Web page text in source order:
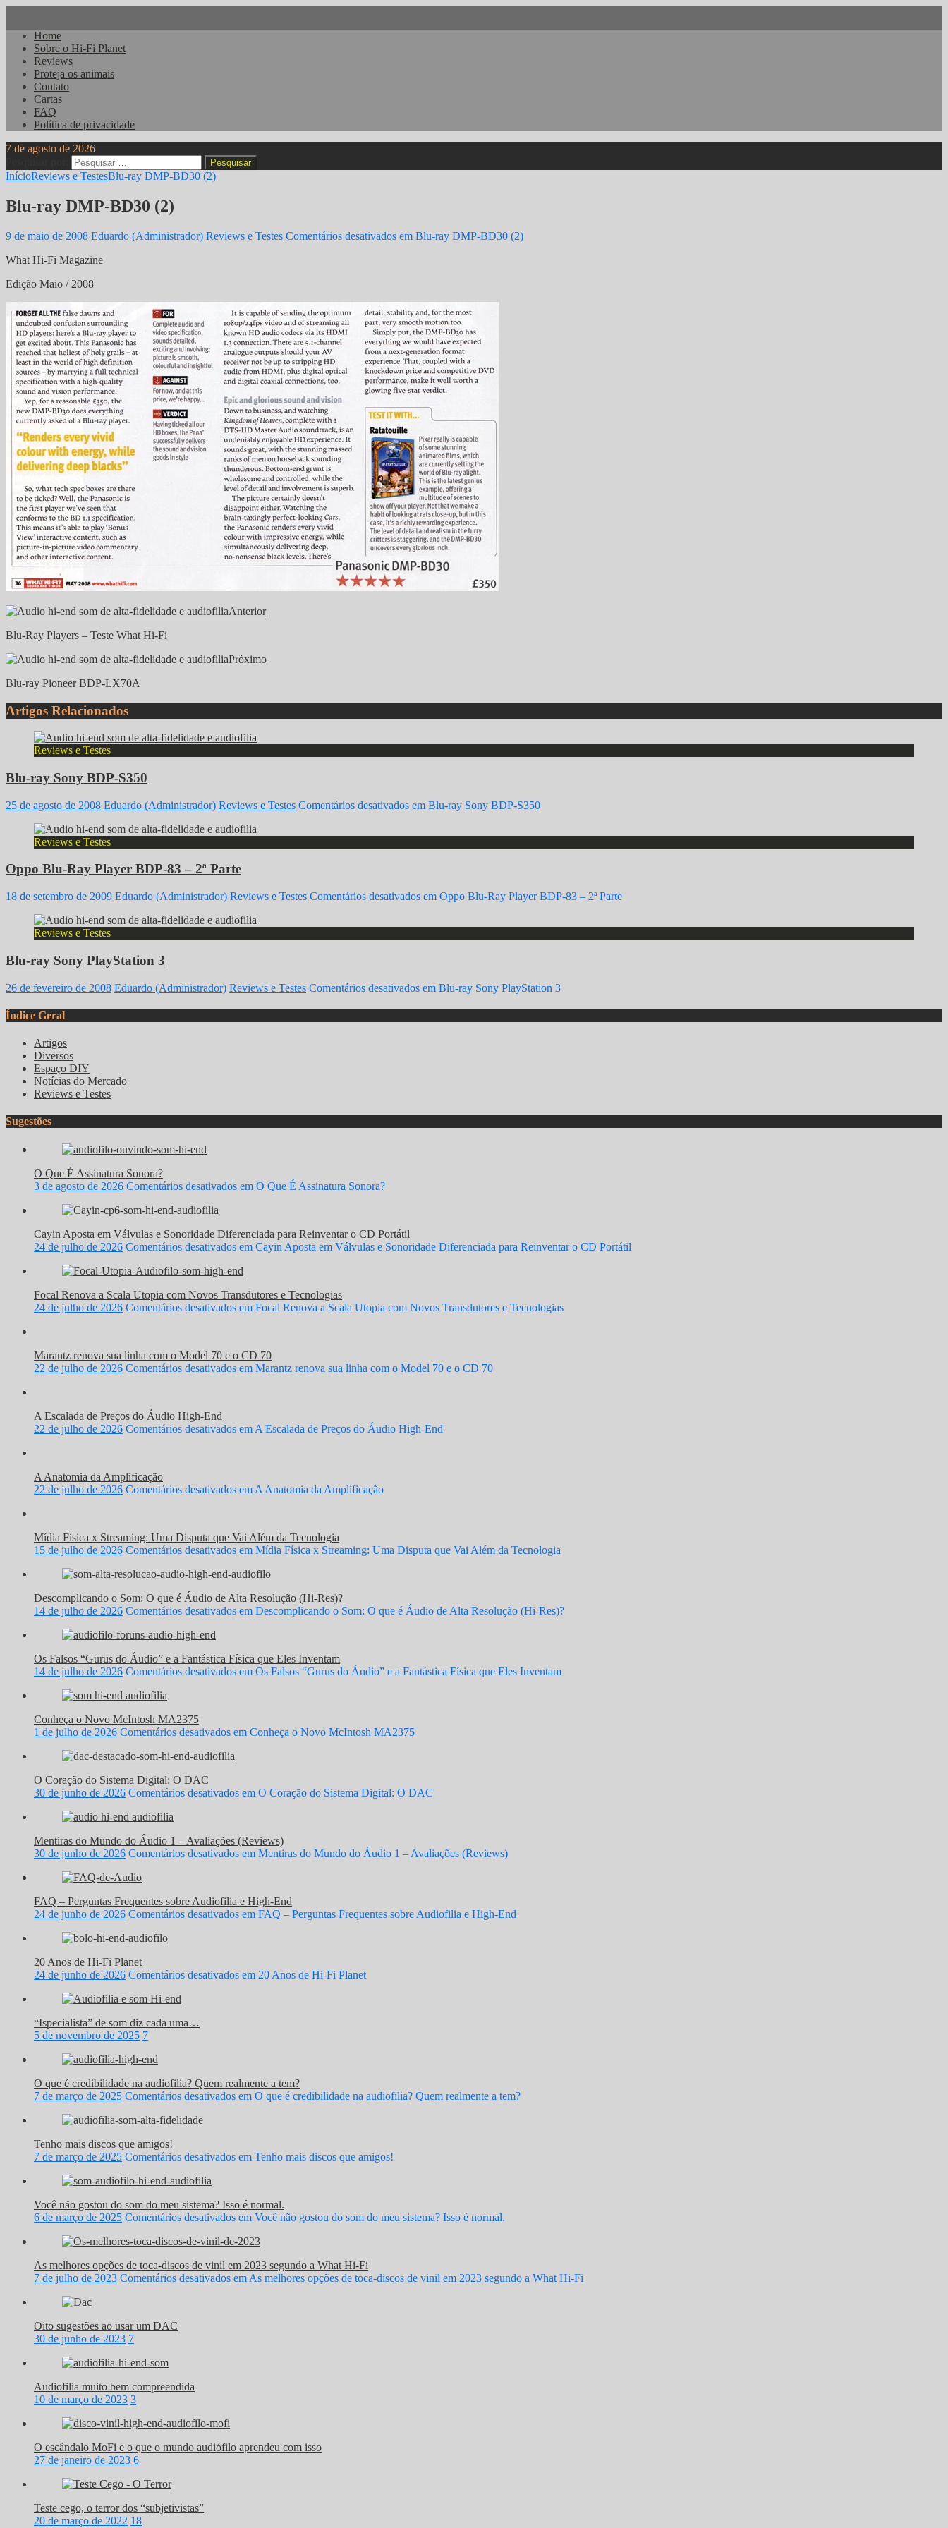
Home
Sobre o Hi-Fi Planet
Reviews
Proteja os animais
Contato
Cartas
FAQ
Política de privacidade
7 de agosto de 2026
InícioReviews e TestesBlu-ray DMP-BD30 (2)
Blu-ray DMP-BD30 (2)
9 de maio de 2008 Eduardo (Administrador) Reviews e Testes Comentários desativados em Blu-ray DMP-BD30 (2)
What Hi-Fi Magazine
Edição Maio / 2008
Anterior
Blu-Ray Players – Teste What Hi-Fi
Próximo
Blu-ray Pioneer BDP-LX70A
Artigos Relacionados
Reviews e Testes
Blu-ray Sony BDP-S350
25 de agosto de 2008 Eduardo (Administrador) Reviews e Testes Comentários desativados em Blu-ray Sony BDP-S350
Reviews e Testes
Oppo Blu-Ray Player BDP-83 – 2ª Parte
18 de setembro de 2009 Eduardo (Administrador) Reviews e Testes Comentários desativados em Oppo Blu-Ray Player BDP-83 – 2ª Parte
Reviews e Testes
Blu-ray Sony PlayStation 3
26 de fevereiro de 2008 Eduardo (Administrador) Reviews e Testes Comentários desativados em Blu-ray Sony PlayStation 3
Índice Geral
Artigos
Diversos
Espaço DIY
Notícias do Mercado
Reviews e Testes
Sugestões
O Que É Assinatura Sonora?
3 de agosto de 2026 Comentários desativados em O Que É Assinatura Sonora?
Cayin Aposta em Válvulas e Sonoridade Diferenciada para Reinventar o CD Portátil
24 de julho de 2026 Comentários desativados em Cayin Aposta em Válvulas e Sonoridade Diferenciada para Reinventar o CD Portátil
Focal Renova a Scala Utopia com Novos Transdutores e Tecnologias
24 de julho de 2026 Comentários desativados em Focal Renova a Scala Utopia com Novos Transdutores e Tecnologias
Marantz renova sua linha com o Model 70 e o CD 70
22 de julho de 2026 Comentários desativados em Marantz renova sua linha com o Model 70 e o CD 70
A Escalada de Preços do Áudio High-End
22 de julho de 2026 Comentários desativados em A Escalada de Preços do Áudio High-End
A Anatomia da Amplificação
22 de julho de 2026 Comentários desativados em A Anatomia da Amplificação
Mídia Física x Streaming: Uma Disputa que Vai Além da Tecnologia
15 de julho de 2026 Comentários desativados em Mídia Física x Streaming: Uma Disputa que Vai Além da Tecnologia
Descomplicando o Som: O que é Áudio de Alta Resolução (Hi-Res)?
14 de julho de 2026 Comentários desativados em Descomplicando o Som: O que é Áudio de Alta Resolução (Hi-Res)?
Os Falsos “Gurus do Áudio” e a Fantástica Física que Eles Inventam
14 de julho de 2026 Comentários desativados em Os Falsos “Gurus do Áudio” e a Fantástica Física que Eles Inventam
Conheça o Novo McIntosh MA2375
1 de julho de 2026 Comentários desativados em Conheça o Novo McIntosh MA2375
O Coração do Sistema Digital: O DAC
30 de junho de 2026 Comentários desativados em O Coração do Sistema Digital: O DAC
Mentiras do Mundo do Áudio 1 – Avaliações (Reviews)
30 de junho de 2026 Comentários desativados em Mentiras do Mundo do Áudio 1 – Avaliações (Reviews)
FAQ – Perguntas Frequentes sobre Audiofilia e High-End
24 de junho de 2026 Comentários desativados em FAQ – Perguntas Frequentes sobre Audiofilia e High-End
20 Anos de Hi-Fi Planet
24 de junho de 2026 Comentários desativados em 20 Anos de Hi-Fi Planet
“Ispecialista” de som diz cada uma…
5 de novembro de 2025 7
O que é credibilidade na audiofilia? Quem realmente a tem?
7 de março de 2025 Comentários desativados em O que é credibilidade na audiofilia? Quem realmente a tem?
Tenho mais discos que amigos!
7 de março de 2025 Comentários desativados em Tenho mais discos que amigos!
Você não gostou do som do meu sistema? Isso é normal.
6 de março de 2025 Comentários desativados em Você não gostou do som do meu sistema? Isso é normal.
As melhores opções de toca-discos de vinil em 2023 segundo a What Hi-Fi
7 de julho de 2023 Comentários desativados em As melhores opções de toca-discos de vinil em 2023 segundo a What Hi-Fi
Oito sugestões ao usar um DAC
30 de junho de 2023 7
Audiofilia muito bem compreendida
10 de março de 2023 3
O escândalo MoFi e o que o mundo audiófilo aprendeu com isso
27 de janeiro de 2023 6
Teste cego, o terror dos “subjetivistas”
20 de março de 2022 18